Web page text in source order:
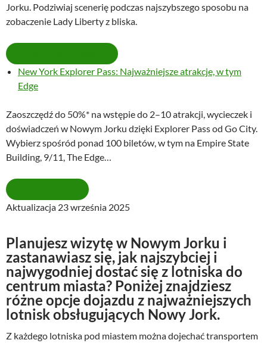
Jorku. Podziwiaj scenerię podczas najszybszego sposobu na
zobaczenie Lady Liberty z bliska.
New York Explorer Pass: Najważniejsze atrakcje, w tym
Edge
Zaoszczędź do 50%* na wstępie do 2–10 atrakcji, wycieczek i
doświadczeń w Nowym Jorku dzięki Explorer Pass od Go City.
Wybierz spośród ponad 100 biletów, w tym na Empire State
Building, 9/11, The Edge…
Aktualizacja 23 września 2025
Planujesz wizytę w Nowym Jorku i
zastanawiasz się, jak najszybciej i
najwygodniej dostać się z lotniska do
centrum miasta? Poniżej znajdziesz
różne opcje dojazdu z najważniejszych
lotnisk obsługujących Nowy Jork.
Z każdego lotniska pod miastem można dojechać transportem